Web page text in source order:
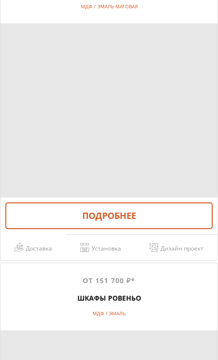
МДФ / ЭМАЛЬ МАТОВАЯ
ПОДРОБНЕЕ
Доставка Установка Дизайн проект
ОТ 151 700 ₽*
ШКАФЫ РОВЕНЬО
МДФ / ЭМАЛЬ